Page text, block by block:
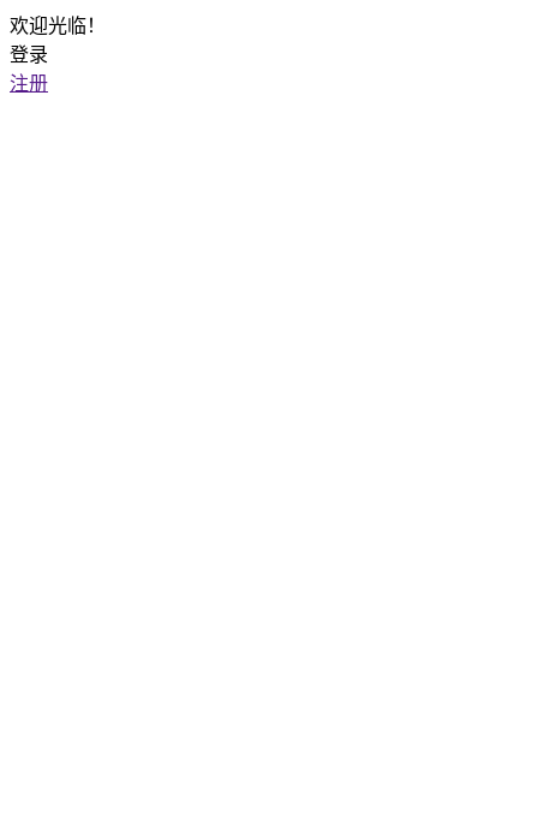
欢迎光临！
登录
注册